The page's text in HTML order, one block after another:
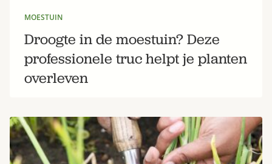
MOESTUIN
Droogte in de moestuin? Deze
professionele truc helpt je planten
overleven